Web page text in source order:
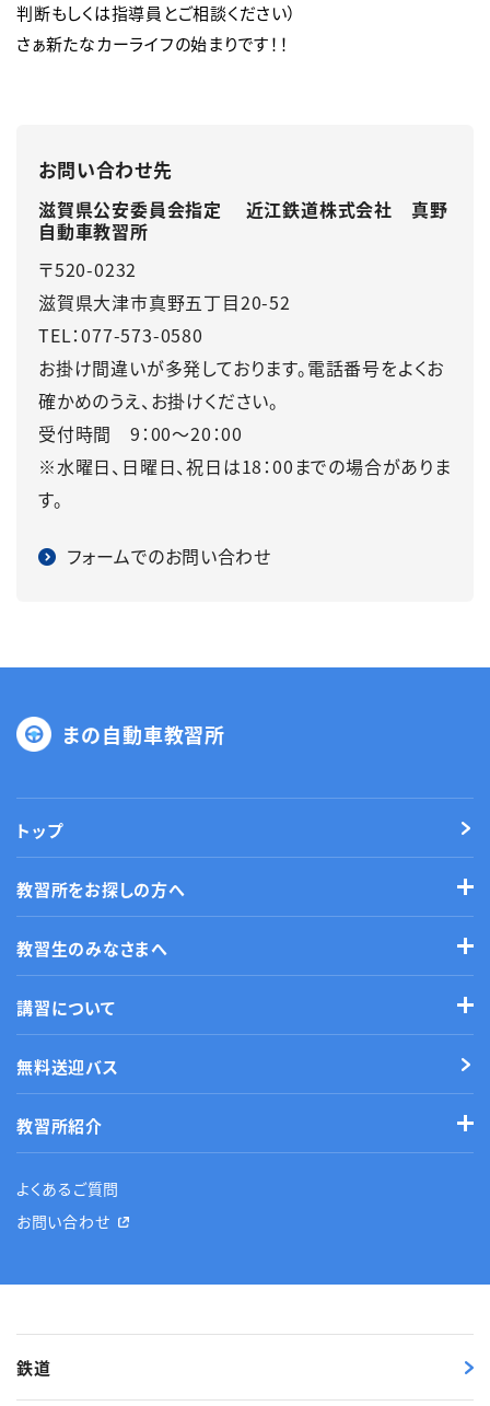
判断もしくは指導員とご相談ください）
さぁ新たなカーライフの始まりです！！
お問い合わせ先
滋賀県公安委員会指定 近江鉄道株式会社 真野
自動車教習所
〒520-0232
滋賀県大津市真野五丁目20-52
TEL：077-573-0580
お掛け間違いが多発しております。電話番号をよくお
確かめのうえ、お掛けください。
受付時間 9：00～20：00
※水曜日、日曜日、祝日は18：00までの場合がありま
す。
フォームでのお問い合わせ
まの自動車教習所
トップ
教習所をお探しの方へ
教習生のみなさまへ
講習について
無料送迎バス
教習所紹介
よくあるご質問
お問い合わせ
鉄道